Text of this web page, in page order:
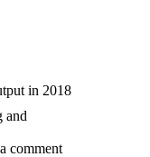
in 2018
and
comment